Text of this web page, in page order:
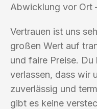
Abwicklung vor Ort
Vertrauen ist uns
großen Wert auf
und faire Preise.
verlassen, dass wir
zuverlässig und
gibt es keine